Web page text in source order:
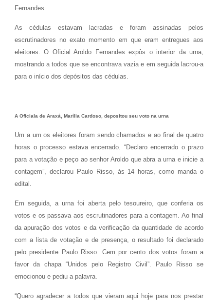
Fernandes.
As cédulas estavam lacradas e foram assinadas pelos
escrutinadores no exato momento em que eram entregues aos
eleitores. O Oficial Aroldo Fernandes expôs o interior da urna,
mostrando a todos que se encontrava vazia e em seguida lacrou-a
para o início dos depósitos das cédulas.
A Oficiala de Araxá, Marília Cardoso, depositou seu voto na urna
Um a um os eleitores foram sendo chamados e ao final de quatro
horas o processo estava encerrado. “Declaro encerrado o prazo
para a votação e peço ao senhor Aroldo que abra a urna e inicie a
contagem”, declarou Paulo Risso, às 14 horas, como manda o
edital.
Em seguida, a urna foi aberta pelo tesoureiro, que conferia os
votos e os passava aos escrutinadores para a contagem. Ao final
da apuração dos votos e da verificação da quantidade de acordo
com a lista de votação e de presença, o resultado foi declarado
pelo presidente Paulo Risso. Cem por cento dos votos foram a
favor da chapa “Unidos pelo Registro Civil”. Paulo Risso se
emocionou e pediu a palavra.
“Quero agradecer a todos que vieram aqui hoje para nos prestar